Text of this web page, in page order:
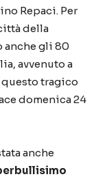
Repaci. Per
della
anche gli 80
avvenuto a
tragico
domenica 24
anche